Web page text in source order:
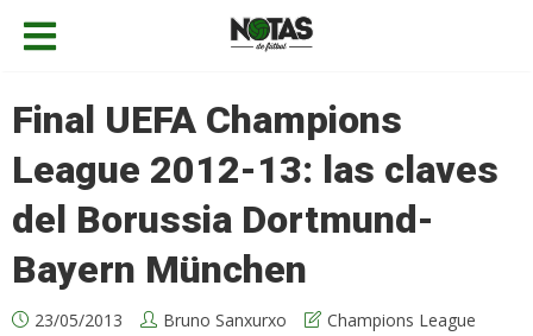
Final UEFA Champions
League 2012-13: las claves
del Borussia Dortmund-
Bayern München
23/05/2013 Bruno Sanxurxo
Champions League